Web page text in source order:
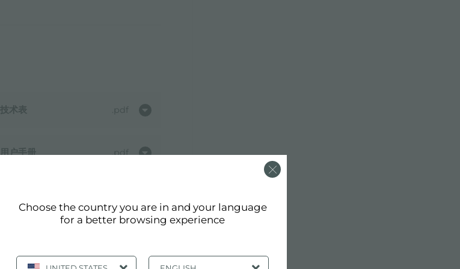
技术表 pdf
用户手册 pdf
Choose the country you are in and your language
for a better browsing experience